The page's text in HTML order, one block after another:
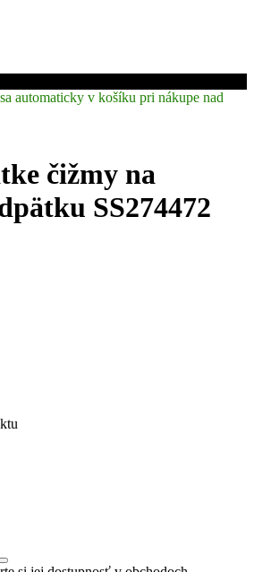
automaticky v košíku pri nákupe nad
čižmy na
SS274472